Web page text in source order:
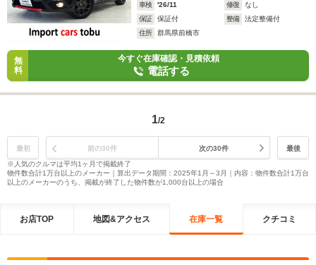
車検
'26/11 修復
なし
保証
保証付 整備
法定整備付
住所
群馬県前橋市
無
料
今すぐ在庫確認・見積依頼
電話する
1/2
最初 前の30件 次の30件
最後
※人気のクルマは平均1ヶ月で掲載終了
物件数合計1万台以上のメーカー｜算出データ期間：2025年1月～3月｜内容：物件数合計1万台
以上のメーカーのうち、掲載が終了した物件数が1,000台以上の場合
お店TOP 地図&アクセス 在庫一覧 クチコミ